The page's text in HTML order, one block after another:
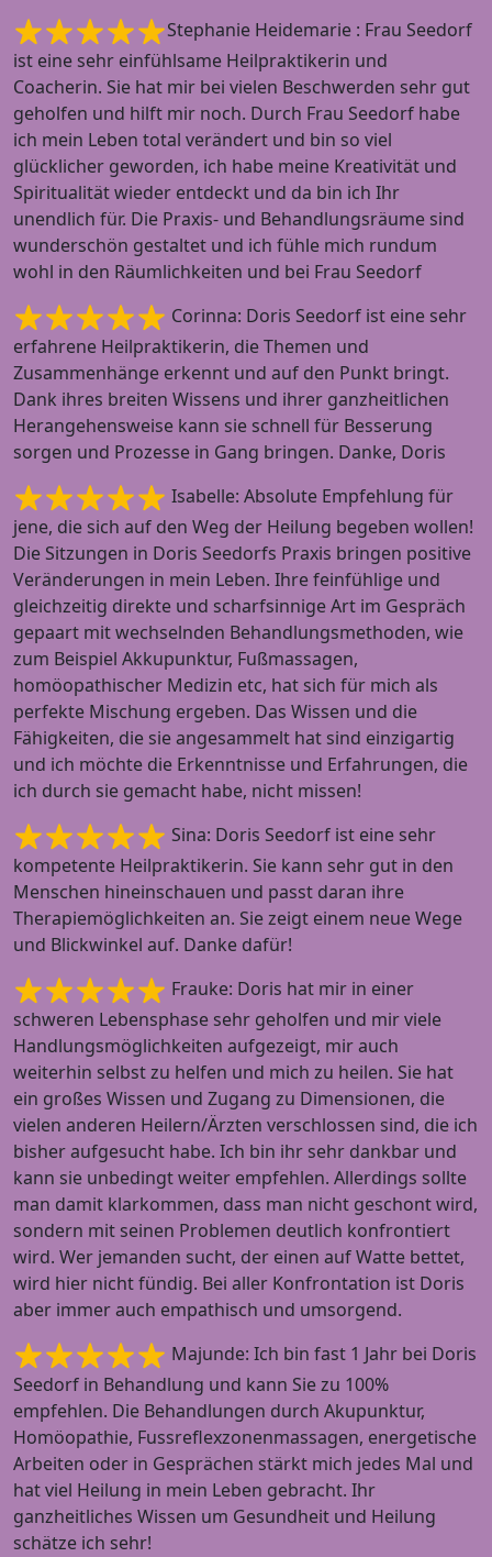
Stephanie Heidemarie : Frau Seedorf
ist eine sehr einfühlsame Heilpraktikerin und
Coacherin. Sie hat mir bei vielen Beschwerden sehr gut
geholfen und hilft mir noch. Durch Frau Seedorf habe
ich mein Leben total verändert und bin so viel
glücklicher geworden, ich habe meine Kreativität und
Spiritualität wieder entdeckt und da bin ich Ihr
unendlich für. Die Praxis- und Behandlungsräume sind
wunderschön gestaltet und ich fühle mich rundum
wohl in den Räumlichkeiten und bei Frau Seedorf
Corinna: Doris Seedorf ist eine sehr
erfahrene Heilpraktikerin, die Themen und
Zusammenhänge erkennt und auf den Punkt bringt.
Dank ihres breiten Wissens und ihrer ganzheitlichen
Herangehensweise kann sie schnell für Besserung
sorgen und Prozesse in Gang bringen. Danke, Doris
Isabelle: Absolute Empfehlung für
jene, die sich auf den Weg der Heilung begeben wollen!
Die Sitzungen in Doris Seedorfs Praxis bringen positive
Veränderungen in mein Leben. Ihre feinfühlige und
gleichzeitig direkte und scharfsinnige Art im Gespräch
gepaart mit wechselnden Behandlungsmethoden, wie
zum Beispiel Akkupunktur, Fußmassagen,
homöopathischer Medizin etc, hat sich für mich als
perfekte Mischung ergeben. Das Wissen und die
Fähigkeiten, die sie angesammelt hat sind einzigartig
und ich möchte die Erkenntnisse und Erfahrungen, die
ich durch sie gemacht habe, nicht missen!
Sina: Doris Seedorf ist eine sehr
kompetente Heilpraktikerin. Sie kann sehr gut in den
Menschen hineinschauen und passt daran ihre
Therapiemöglichkeiten an. Sie zeigt einem neue Wege
und Blickwinkel auf. Danke dafür!
Frauke: Doris hat mir in einer
schweren Lebensphase sehr geholfen und mir viele
Handlungsmöglichkeiten aufgezeigt, mir auch
weiterhin selbst zu helfen und mich zu heilen. Sie hat
ein großes Wissen und Zugang zu Dimensionen, die
vielen anderen Heilern/Ärzten verschlossen sind, die ich
bisher aufgesucht habe. Ich bin ihr sehr dankbar und
kann sie unbedingt weiter empfehlen. Allerdings sollte
man damit klarkommen, dass man nicht geschont wird,
sondern mit seinen Problemen deutlich konfrontiert
wird. Wer jemanden sucht, der einen auf Watte bettet,
wird hier nicht fündig. Bei aller Konfrontation ist Doris
aber immer auch empathisch und umsorgend.
Majunde: Ich bin fast 1 Jahr bei Doris
Seedorf in Behandlung und kann Sie zu 100%
empfehlen. Die Behandlungen durch Akupunktur,
Homöopathie, Fussreflexzonenmassagen, energetische
Arbeiten oder in Gesprächen stärkt mich jedes Mal und
hat viel Heilung in mein Leben gebracht. Ihr
ganzheitliches Wissen um Gesundheit und Heilung
schätze ich sehr!